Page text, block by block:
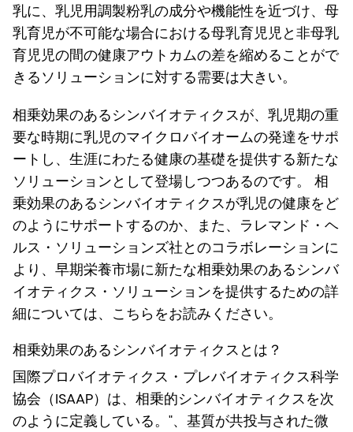
乳に、乳児用調製粉乳の成分や機能性を近づけ、母
乳育児が不可能な場合における母乳育児児と非母乳
育児児の間の健康アウトカムの差を縮めることがで
きるソリューションに対する需要は大きい。
相乗効果のあるシンバイオティクスが、乳児期の重
要な時期に乳児のマイクロバイオームの発達をサポ
ートし、生涯にわたる健康の基礎を提供する新たな
ソリューションとして登場しつつあるのです。 相
乗効果のあるシンバイオティクスが乳児の健康をど
のようにサポートするのか、また、ラレマンド・ヘ
ルス・ソリューションズ社とのコラボレーションに
より、早期栄養市場に新たな相乗効果のあるシンバ
イオティクス・ソリューションを提供するための詳
細については、こちらをお読みください。
相乗効果のあるシンバイオティクスとは？
国際プロバイオティクス・プレバイオティクス科学
協会（ISAAP）は、相乗的シンバイオティクスを次
のように定義している。"、基質が共投与された微